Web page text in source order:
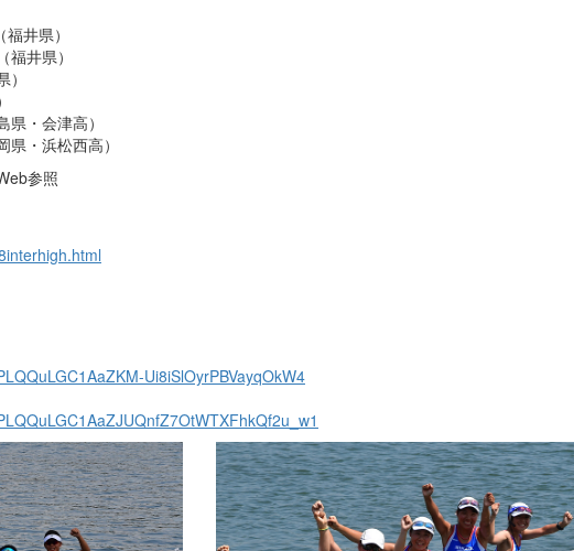
井県）
井県）
・会津高）
・浜松西高）
参照
Ui8iSlOyrPBVayqOkW4